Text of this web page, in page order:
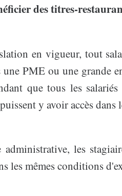
des titres-
en vigueur, tout
une PME ou une grande
que tous les
y avoir accès dans
administrative, les
les mêmes conditions